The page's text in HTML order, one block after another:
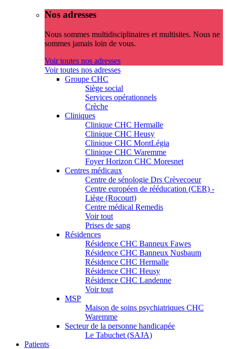
Nos adresses
Nous sommes multidisciplinaires et multisites. Nous ne
sommes jamais loin de vous.
Voir toutes nos adresses
Voir toutes nos adresses
Groupe CHC
Siège social
Services opérationnels
Crèche
Cliniques
Clinique CHC Hermalle
Clinique CHC Heusy
Clinique CHC MontLégia
Clinique CHC Waremme
Foyer Horizon CHC Moresnet
Centres médicaux
Centre de sénologie Drs Crèvecoeur
Centre européen de rééducation (CER) -
Liège (Rocourt)
Centre médical Remedis
Voir tout
Prises de sang
Résidences
Résidence CHC Banneux Fawes
Résidence CHC Banneux Nusbaum
Résidence CHC Hermalle
Résidence CHC Heusy
Résidence CHC Landenne
Voir tout
MSP
Maison de soins psychiatriques CHC
Waremme
Secteur de la personne handicapée
Le Tabuchet (SAJA)
Patients